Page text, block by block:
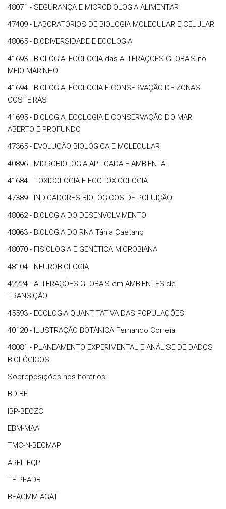
48071 - SEGURANÇA E MICROBIOLOGIA ALIMENTAR
47409 - LABORATÓRIOS DE BIOLOGIA MOLECULAR E CELULAR
48065 - BIODIVERSIDADE E ECOLOGIA
41693 - BIOLOGIA, ECOLOGIA das ALTERAÇÕES GLOBAIS no
MEIO MARINHO
41694 - BIOLOGIA, ECOLOGIA E CONSERVAÇÃO DE ZONAS
COSTEIRAS
41695 - BIOLOGIA, ECOLOGIA E CONSERVAÇÃO DO MAR
ABERTO E PROFUNDO
47365 - EVOLUÇÃO BIOLÓGICA E MOLECULAR
40896 - MICROBIOLOGIA APLICADA E AMBIENTAL
41684 - TOXICOLOGIA E ECOTOXICOLOGIA
47389 - INDICADORES BIOLÓGICOS DE POLUIÇÃO
48062 - BIOLOGIA DO DESENVOLVIMENTO
48063 - BIOLOGIA DO RNA Tânia Caetano
48070 - FISIOLOGIA E GENÉTICA MICROBIANA
48104 - NEUROBIOLOGIA
42224 - ALTERAÇÕES GLOBAIS em AMBIENTES de
TRANSIÇÃO
45593 - ECOLOGIA QUANTITATIVA DAS POPULAÇÕES
40120 - ILUSTRAÇÃO BOTÂNICA Fernando Correia
48081 - PLANEAMENTO EXPERIMENTAL E ANÁLISE DE DADOS
BIOLÓGICOS
Sobreposições nos horários:
BD-BE
IBP-BECZC
EBM-MAA
TMC-N-BECMAP
AREL-EQP
TE-PEADB
BEAGMM-AGAT